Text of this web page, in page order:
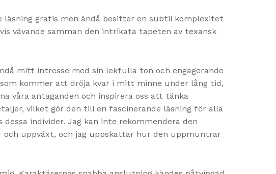
läsning gratis men ändå besitter en subtil komplexitet
vävande samman den intrikata tapeten av texansk
mitt intresse med sin lekfulla ton och engagerande
kommer att dröja kvar i mitt minne under lång tid,
våra antaganden och inspirera oss att tänka
vilket gör den till en fascinerande läsning för alla
individer. Jag kan inte rekommendera den
uppväxt, och jag uppskattar hur den uppmuntrar